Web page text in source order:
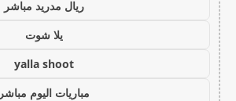
ريال مدريد مباشر
يلا شوت
yalla shoot
مباريات اليوم مباشر